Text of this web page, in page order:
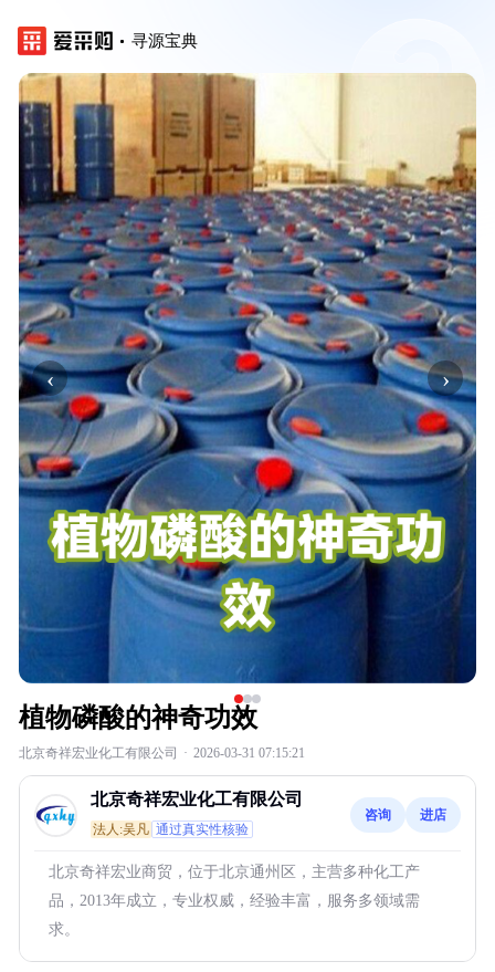
寻源宝典
‹ ›
植物磷酸的神奇功效
北京奇祥宏业化工有限公司 · 2026-03-31 07:15:21
北京奇祥宏业化工有限公司
法人:吴凡 通过真实性核验
咨询 进店
北京奇祥宏业商贸，位于北京通州区，主营多种化工产
品，2013年成立，专业权威，经验丰富，服务多领域需
求。